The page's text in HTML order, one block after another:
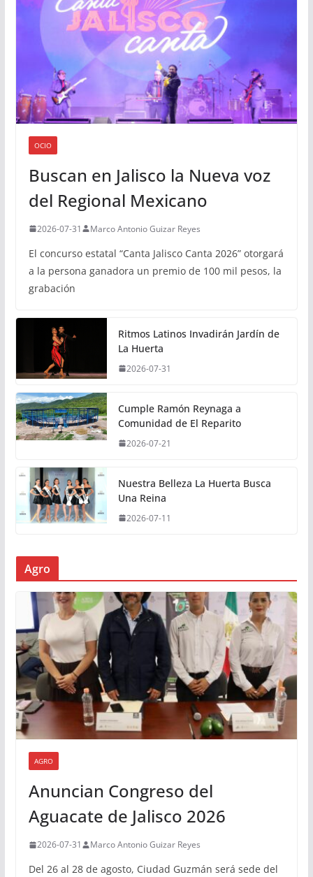
OCIO
Buscan en Jalisco la Nueva voz
del Regional Mexicano
2026-07-31 Marco Antonio Guizar Reyes
El concurso estatal “Canta Jalisco Canta 2026” otorgará
a la persona ganadora un premio de 100 mil pesos, la
grabación
Ritmos Latinos Invadirán Jardín de
La Huerta
2026-07-31
Cumple Ramón Reynaga a
Comunidad de El Reparito
2026-07-21
Nuestra Belleza La Huerta Busca
Una Reina
2026-07-11
Agro
AGRO
Anuncian Congreso del
Aguacate de Jalisco 2026
2026-07-31 Marco Antonio Guizar Reyes
Del 26 al 28 de agosto, Ciudad Guzmán será sede del